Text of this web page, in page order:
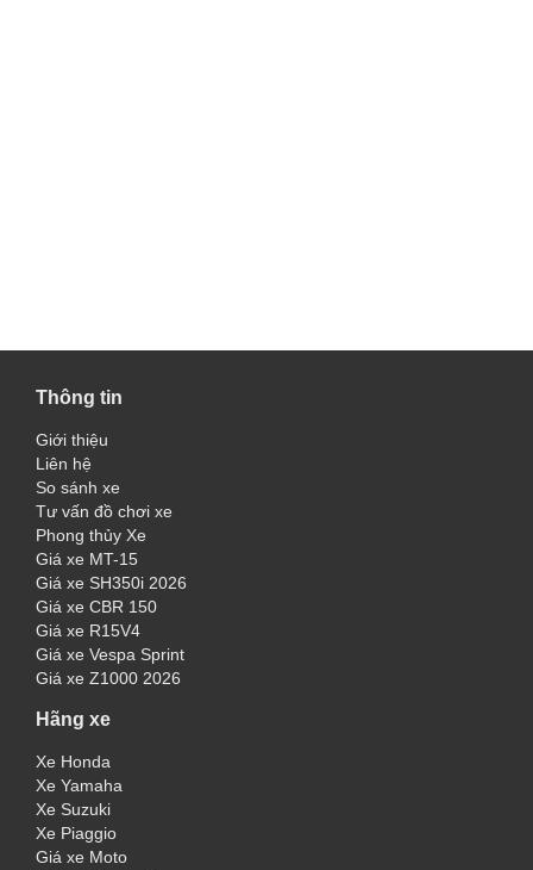
Thông tin
Giới thiệu
Liên hệ
So sánh xe
Tư vấn đồ chơi xe
Phong thủy Xe
Giá xe MT-15
Giá xe SH350i 2026
Giá xe CBR 150
Giá xe R15V4
Giá xe Vespa Sprint
Giá xe Z1000 2026
Hãng xe
Xe Honda
Xe Yamaha
Xe Suzuki
Xe Piaggio
Giá xe Moto